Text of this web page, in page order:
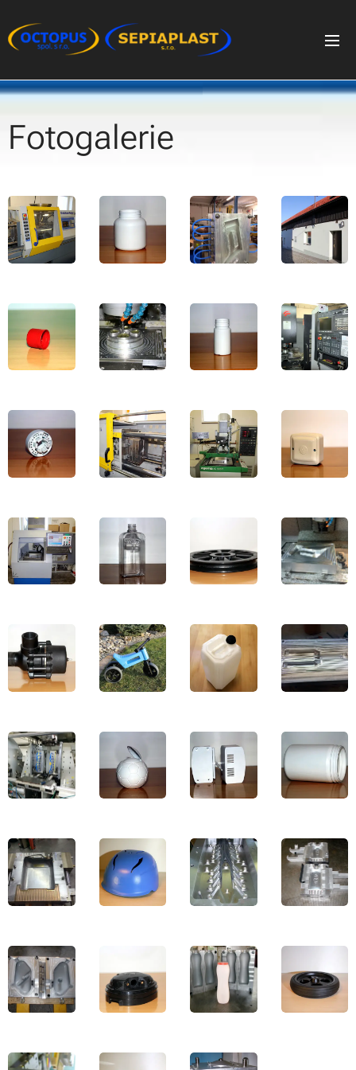
Fotogalerie